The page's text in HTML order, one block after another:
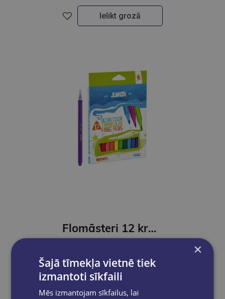
Ielikt grozā
Flomāsteri 12 krāsas, ULTRA COLOR, Junior, trijstūraini
Ielikt grozā
×
Šajā tīmekļa vietnē tiek
izmantoti sīkfaili
Mēs izmantojam sīkfailus, lai